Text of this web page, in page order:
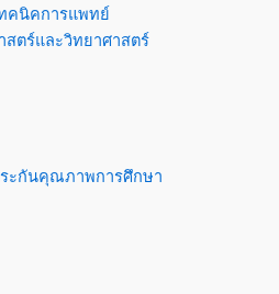
คนิคการแพทย์
ตร์และวิทยาศาสตร์
ะกันคุณภาพการศึกษา